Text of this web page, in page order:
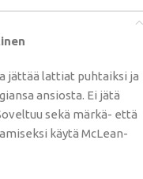
jättää lattiat puhtaiksi ja
ansiosta. Ei jätä
sekä märkä- että
käytä McLean-